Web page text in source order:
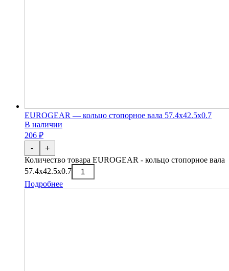
EUROGEAR — кольцо стопорное вала 57.4х42.5х0.7
В наличии
206 ₽
-
Количество товара EUROGEAR - кольцо стопорное вала
57.4х42.5х0.7
+
Подробнее